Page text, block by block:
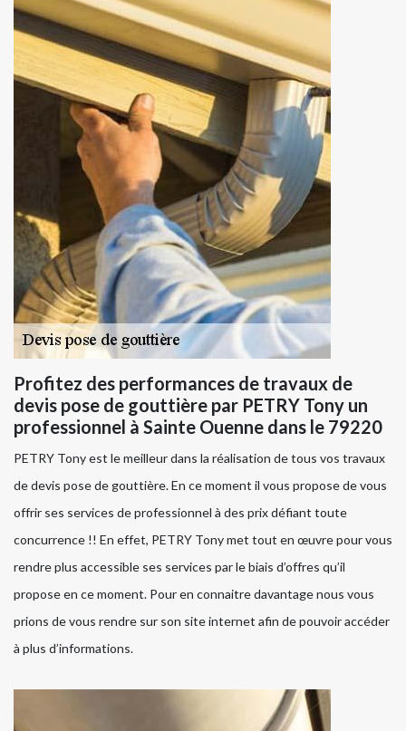
Profitez des performances de travaux de
devis pose de gouttière par PETRY Tony un
professionnel à Sainte Ouenne dans le 79220
PETRY Tony est le meilleur dans la réalisation de tous vos travaux
de devis pose de gouttière. En ce moment il vous propose de vous
offrir ses services de professionnel à des prix défiant toute
concurrence !! En effet, PETRY Tony met tout en œuvre pour vous
rendre plus accessible ses services par le biais d’offres qu’il
propose en ce moment. Pour en connaitre davantage nous vous
prions de vous rendre sur son site internet afin de pouvoir accéder
à plus d’informations.